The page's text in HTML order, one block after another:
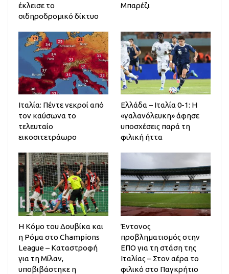
έκλεισε το
σιδηροδρομικό δίκτυο
Μπαρέζι
Ιταλία: Πέντε νεκροί από
τον καύσωνα το
τελευταίο
εικοσιτετράωρο
Ελλάδα – Ιταλία 0-1: Η
«γαλανόλευκη» άφησε
υποσχέσεις παρά τη
φιλική ήττα
Η Κόμο του Δουβίκα και
η Ρόμα στο Champions
League – Καταστροφή
για τη Μίλαν,
υποβιβάστηκε η
Έντονος
προβληματισμός στην
ΕΠΟ για τη στάση της
Ιταλίας – Στον αέρα το
φιλικό στο Παγκρήτιο